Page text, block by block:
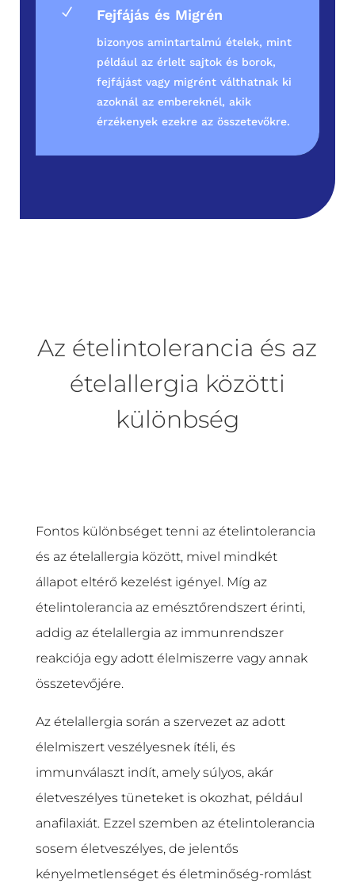
N Fejfájás és Migrén
bizonyos amintartalmú ételek, mint
például az érlelt sajtok és borok,
fejfájást vagy migrént válthatnak ki
azoknál az embereknél, akik
érzékenyek ezekre az összetevőkre.
Az ételintolerancia és az
ételallergia közötti
különbség
Fontos különbséget tenni az ételintolerancia
és az ételallergia között, mivel mindkét
állapot eltérő kezelést igényel. Míg az
ételintolerancia az emésztőrendszert érinti,
addig az ételallergia az immunrendszer
reakciója egy adott élelmiszerre vagy annak
összetevőjére.
Az ételallergia során a szervezet az adott
élelmiszert veszélyesnek ítéli, és
immunválaszt indít, amely súlyos, akár
életveszélyes tüneteket is okozhat, például
anafilaxiát. Ezzel szemben az ételintolerancia
sosem életveszélyes, de jelentős
kényelmetlenséget és életminőség-romlást